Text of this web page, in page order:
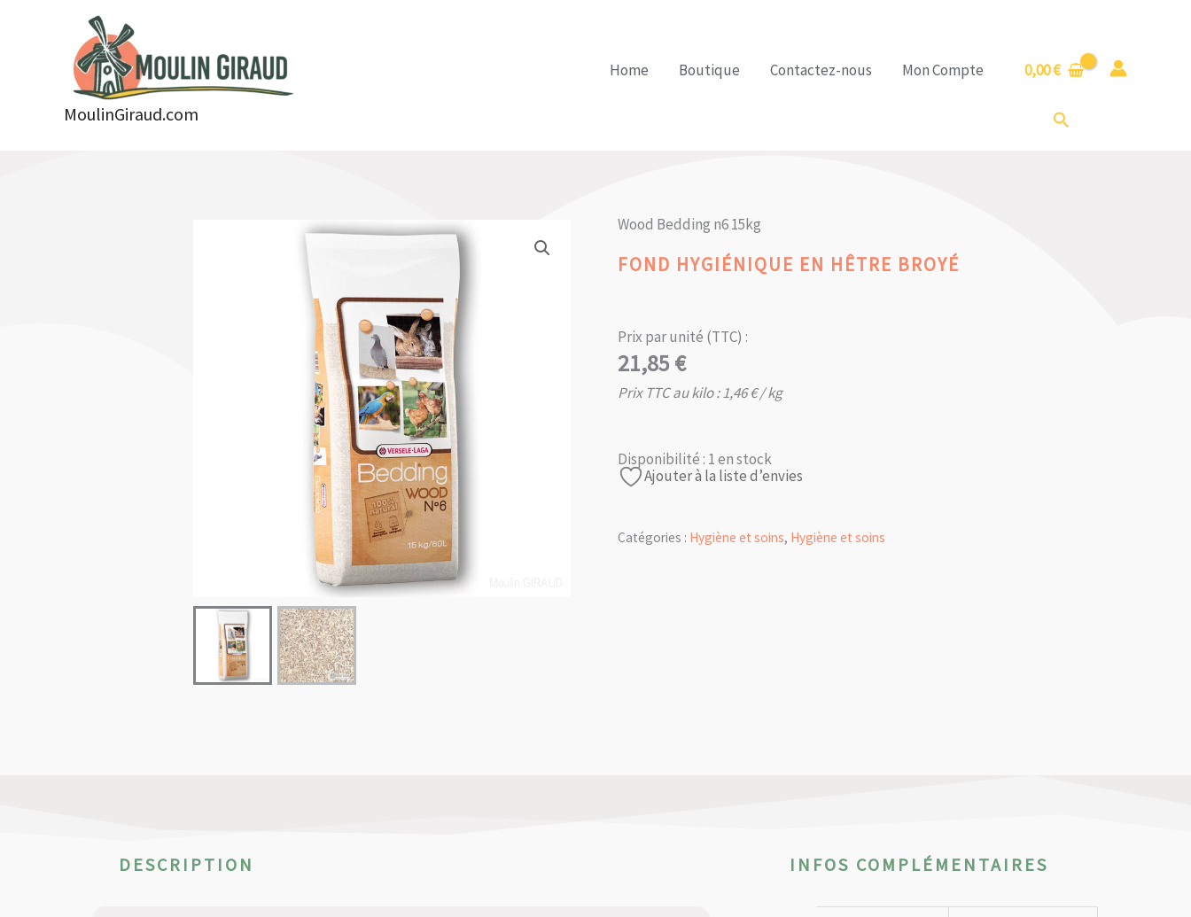
MoulinGiraud.com
Home Boutique Contactez-nous Mon Compte 0,00€
Rechercher
Wood Bedding n6 15kg
FOND HYGIÉNIQUE EN HÊTRE BROYÉ
Prix par unité (TTC) :
21,85€
Prix TTC au kilo :1,46€/ kg
Disponibilité : 1 en stock
Ajouter à la liste d’envies
Catégories : Hygiène et soins, Hygiène et soins
DESCRIPTION INFOS COMPLÉMENTAIRES